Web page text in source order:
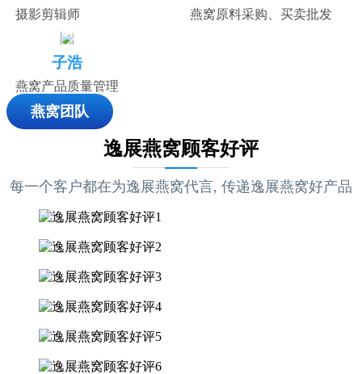
摄影剪辑师 燕窝原料采购、买卖批发
子浩
燕窝产品质量管理
燕窝团队
逸展燕窝顾客好评
每一个客户都在为逸展燕窝代言, 传递逸展燕窝好产品